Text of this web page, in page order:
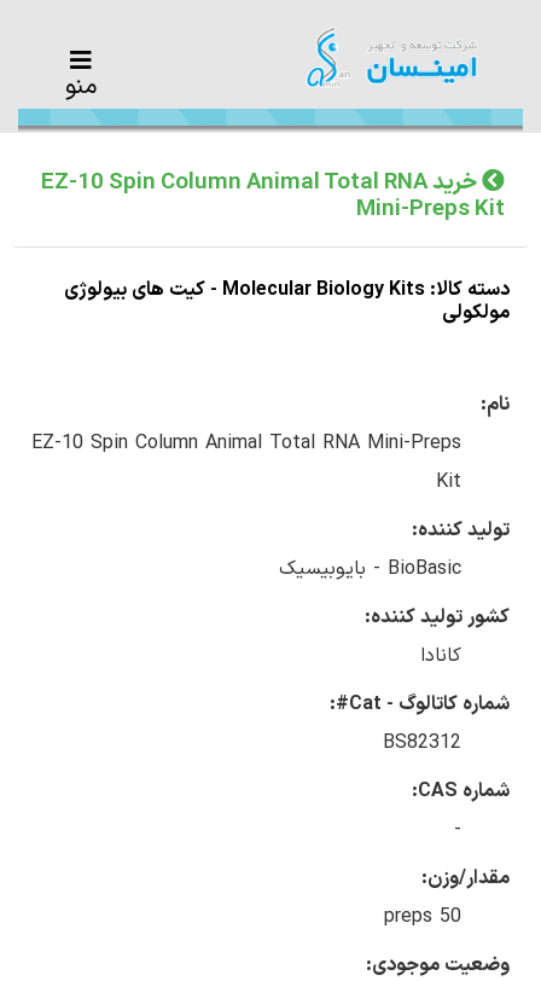
منو
خرید EZ-10 Spin Column Animal Total RNA
Mini-Preps Kit
دسته کالا: Molecular Biology Kits - کیت های بیولوژی
مولکولی
نام:
EZ-10 Spin Column Animal Total RNA Mini-Preps
Kit
تولید کننده:
BioBasic - بایوبیسیک
کشور تولید کننده:
کانادا
شماره کاتالوگ - Cat#:
BS82312
شماره CAS:
مقدار/وزن:
50 preps
وضعیت موجودی: